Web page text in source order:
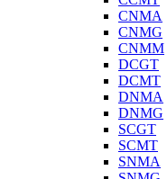
CNMA
CNMG
CNMM
DCGT
DCMT
DNMA
DNMG
SCGT
SCMT
SNMA